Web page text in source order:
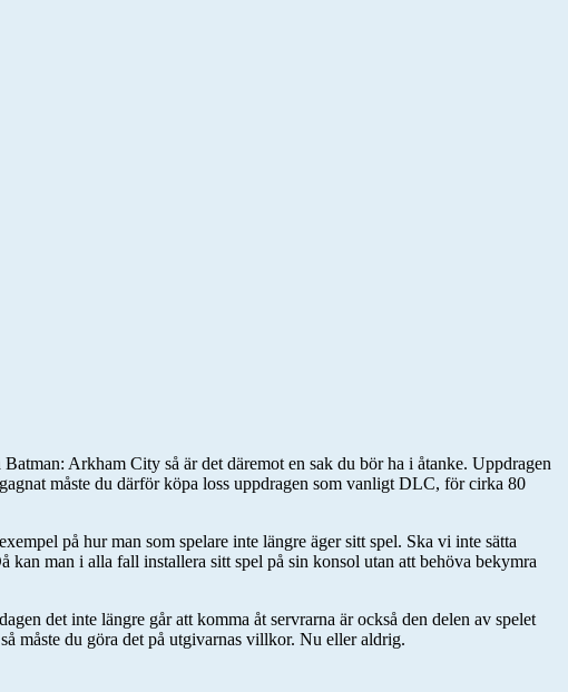
Arkham City så är det däremot en sak du bör ha i åtanke. Uppdragen
måste du därför köpa loss uppdragen som vanligt DLC, för cirka 80
på hur man som spelare inte längre äger sitt spel. Ska vi inte sätta
man i alla fall installera sitt spel på sin konsol utan att behöva bekymra
det inte längre går att komma åt servrarna är också den delen av spelet
måste du göra det på utgivarnas villkor. Nu eller aldrig.